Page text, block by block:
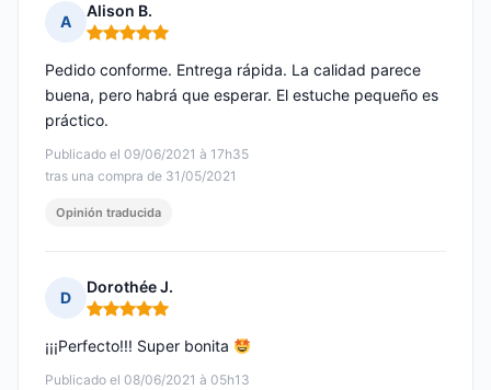
A
Alison B.
Nota: 5 de 5
Publicado el 09/06/2021 à 17h35
tras una compra de 31/05/2021
Pedido conforme. Entrega rápida. La calidad parece
buena, pero habrá que esperar. El estuche pequeño es
práctico.
Opinión traducida
D
Dorothée J.
Nota: 5 de 5
Publicado el 08/06/2021 à 05h13
¡¡¡Perfecto!!! Super bonita